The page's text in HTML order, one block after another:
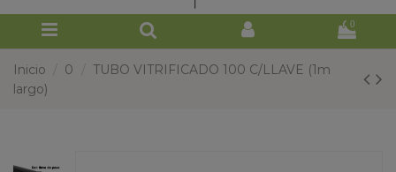
0
Inicio 0
TUBO VITRIFICADO 100 C/LLAVE (1m
largo)